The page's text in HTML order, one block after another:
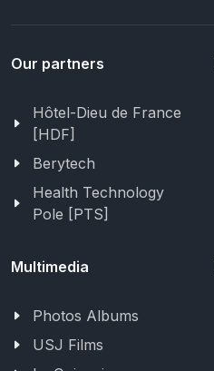
Our partners
Hôtel-Dieu de France
[HDF]
Berytech
Health Technology
Pole [PTS]
Multimedia
Photos Albums
USJ Films